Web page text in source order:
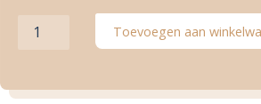
Pulled
Toevoegen aan